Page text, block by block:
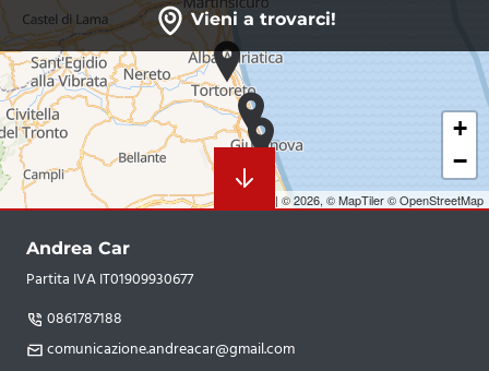
bracciolo anteriore centrale
Gear Shift Indicator (GSI) - indicatore cambio rapporti
Griglia calandra con dettagli upper cromati
Hill Assist
Illuminazione d'ambiente in 8 colori sulla plancia e sui
pannelli porta
Illuminazione soglia d'accesso
Indicatore perdita pressione pneumatici
Interni in tessuto Capy Nero / TEP Nero Mistral
Vieni a trovarci!
+
−
| © 2026, © MapTiler© OpenStreetMap
Andrea Car
Partita IVA IT01909930677
0861787188
comunicazione.andreacar@gmail.com